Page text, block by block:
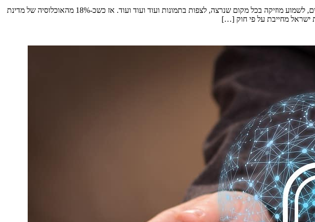
האינטרט הוא אחד הכלים החזקים ביותר שהאנושות המציאה, הוא מאפשר לנו לנהל שיחות ממרחק של אלפי קילומטרים, לשמוע מוזיקה בכל מקום שנרצה, לצפות בתמונות ועוד ועוד ועוד. אז כשכ-18% מהאוכלוסיה של מדינת